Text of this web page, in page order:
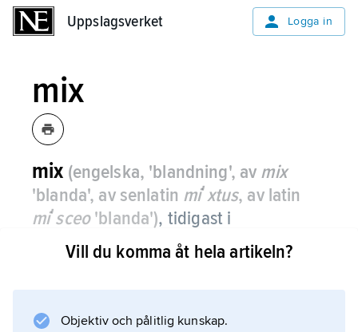
Uppslagsverket Logga in
mix
mix (engelska, 'blandning', av mix
'blanda', av senlatin miʹxtus, av latin
miʹsceo'blanda'), tidigast i
sammansättningen
kakmix
, ett
halvfabrikat, ofta i pulverform, som när
en färdig smet, rätt, dryck eller dylikt.
Vill du komma åt hela artikeln?
Objektiv och pålitlig kunskap.